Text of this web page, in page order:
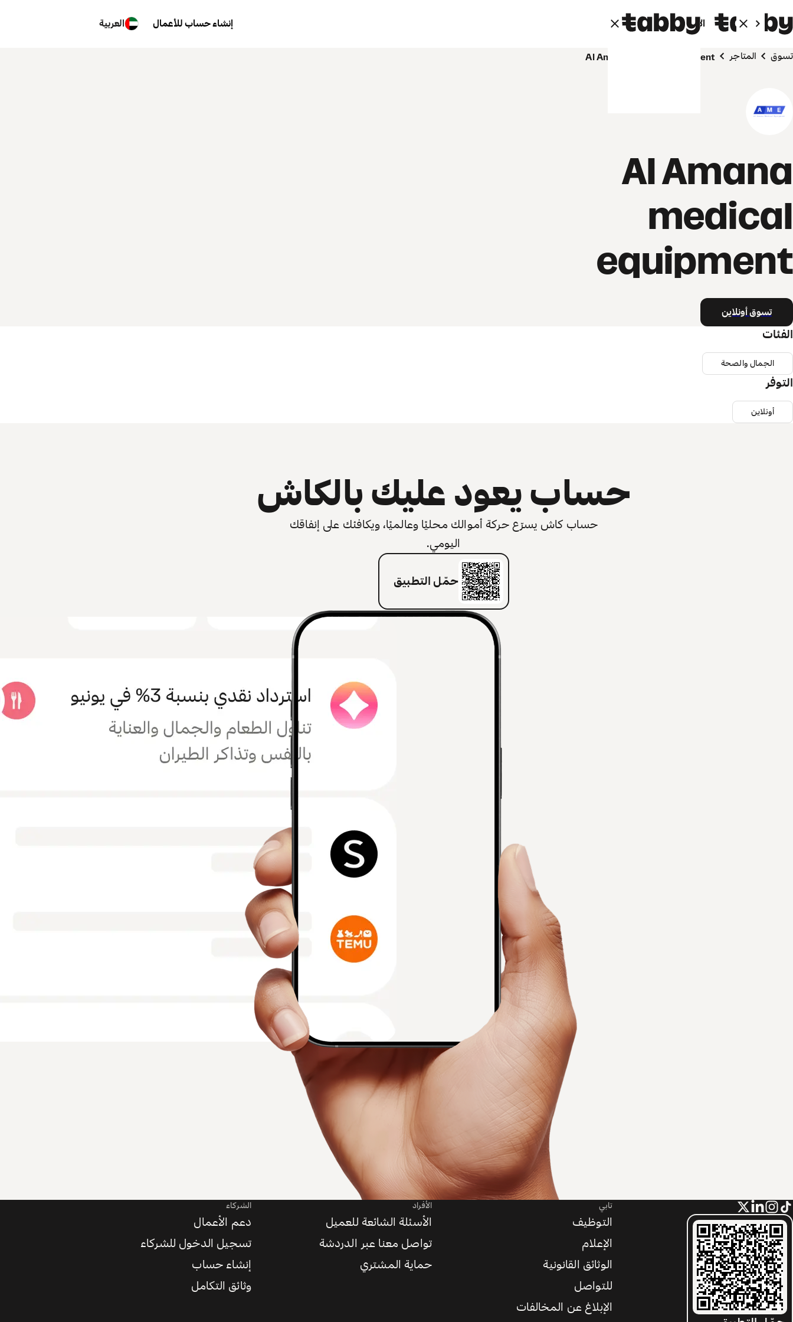
الأفراد الشركاء إنشاء حساب للأعمال العربية
تسوق المتاجر Al Amana medical equipment
Al Amana
medical
equipment
تسوق أونلاين
الفئات
الجمال والصحة
التوفر
أونلاين
حساب يعود عليك بالكاش
حساب كاش يسرّع حركة أموالك محليًا وعالميًا، ويكافئك على إنفاقك
اليومي.
حمّل التطبيق
تابي
التوظيف
الإعلام
الوثائق القانونية
للتواصل
الإبلاغ عن المخالفات
الأفراد
الأسئلة الشائعة للعميل
تواصل معنا عبر الدردشة
حماية المشتري
الشركاء
دعم الأعمال
تسجيل الدخول للشركاء
إنشاء حساب
وثائق التكامل